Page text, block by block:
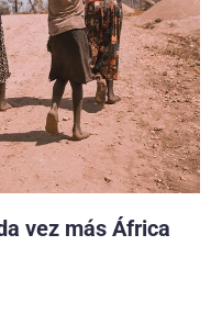
vez más África